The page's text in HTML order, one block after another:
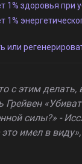
1% здоровья при
1%
или
с этим делать,
Грейвен
силы?» -
имел в